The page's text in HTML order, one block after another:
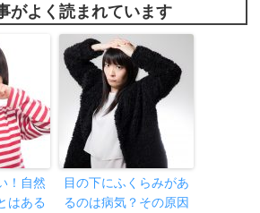
がよく読まれています
！自然
はある
目の下にふくらみがあ
るのは病気？その原因